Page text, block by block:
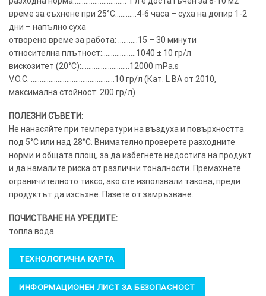
време за съхнене при 25°C:………..4-6 часа – суха на допир 1-2
дни – напълно суха
отворено време за работа: ………..15 – 30 минути
относителна плътност:……………….1040 ± 10 гр/л
вискозитет (20°C):………………………12000 mPa.s
V.O.C. ………………………………………..10 гр/л (Кат. L BA от 2010,
максимална стойност: 200 гр/л)
ПОЛЕЗНИ СЪВЕТИ:
Не нанасяйте при температури на въздуха и повърхността
под 5°C или над 28°C. Внимателно проверете разходните
норми и общата площ, за да избегнете недостига на продукт
и да намалите риска от различни тоналности. Премахнете
ограничителното тиксо, ако сте използвали такова, преди
продуктът да изсъхне. Пазете от замръзване.
ПОЧИСТВАНЕ НА УРЕДИТЕ:
топла вода
ТЕХНОЛОГИЧНА КАРТА
ИНФОРМАЦИОНЕН ЛИСТ ЗА БЕЗОПАСНОСТ